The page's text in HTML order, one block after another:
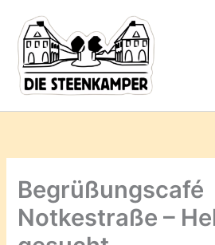
Inhalt
springen
Begrüßungscafé
Notkestraße –
deine
Mail-
Adresse
ein ...